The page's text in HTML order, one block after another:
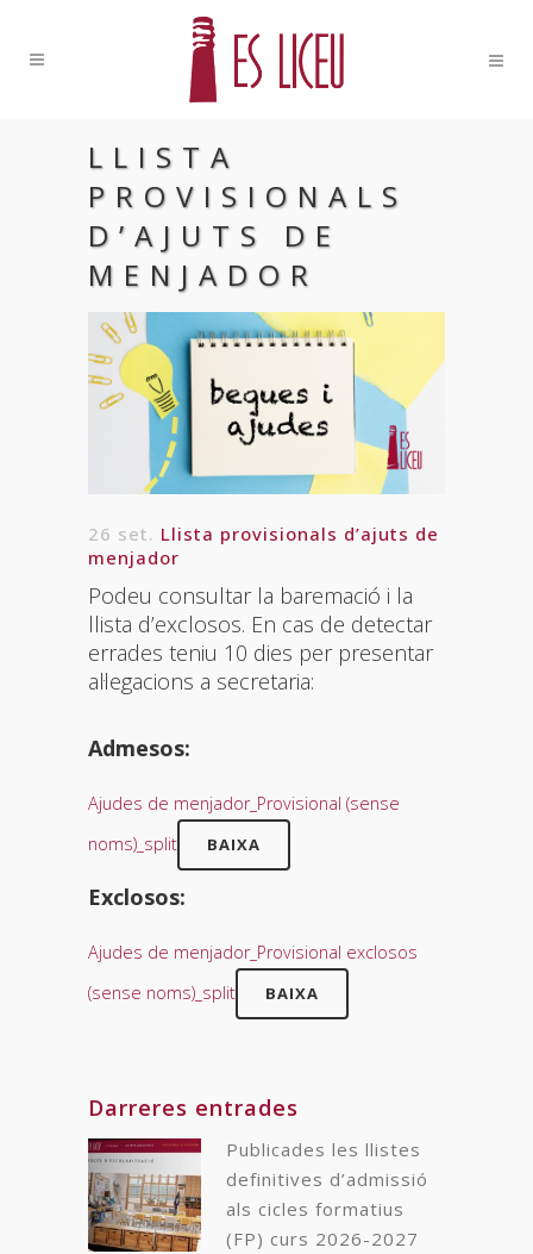
LLISTA
PROVISIONALS
D’AJUTS DE
MENJADOR
26 set. Llista provisionals d’ajuts de
menjador
Podeu consultar la baremació i la
llista d’exclosos. En cas de detectar
errades teniu 10 dies per presentar
al·legacions a secretaria:
Admesos:
Ajudes de menjador_Provisional (sense
noms)_split
BAIXA
Exclosos:
Ajudes de menjador_Provisional exclosos
(sense noms)_split
BAIXA
Darreres entrades
Publicades les llistes
definitives d’admissió
als cicles formatius
(FP) curs 2026-2027